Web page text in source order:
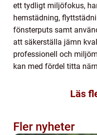
ett tydligt miljöfokus,
hemstädning,
fönsterputs samt
att säkerställa jämn
professionell och
kan med fördel titta
Läs
Fler nyheter